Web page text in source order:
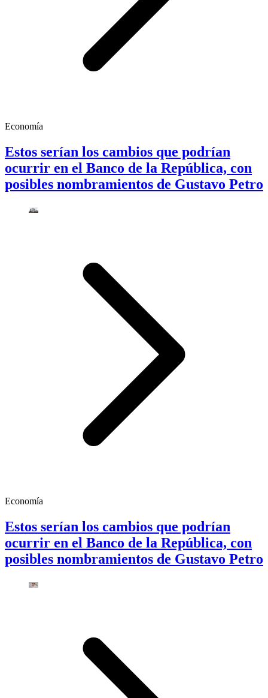
Economía
Estos serían los cambios que podrían
ocurrir en el Banco de la República, con
posibles nombramientos de Gustavo Petro
Economía
Estos serían los cambios que podrían
ocurrir en el Banco de la República, con
posibles nombramientos de Gustavo Petro